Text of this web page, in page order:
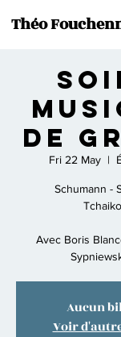
Théo
de
Fri 22 May
  |
Schumann -
Avec Boris
Aucun
Voir